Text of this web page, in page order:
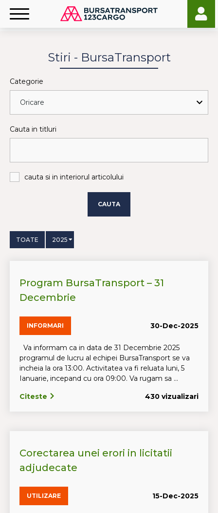
Stiri - BursaTransport
Categorie
Cauta in titluri
cauta si in interiorul articolului
CAUTA
TOATE 2025
Program BursaTransport – 31
Decembrie
INFORMARI 30-Dec-2025
Va informam ca in data de 31 Decembrie 2025
programul de lucru al echipei BursaTransport se va
incheia la ora 13:00. Activitatea va fi reluata luni, 5
Ianuarie, incepand cu ora 09:00. Va rugam sa ...
Citeste 430 vizualizari
Corectarea unei erori in licitatii
adjudecate
UTILIZARE 15-Dec-2025